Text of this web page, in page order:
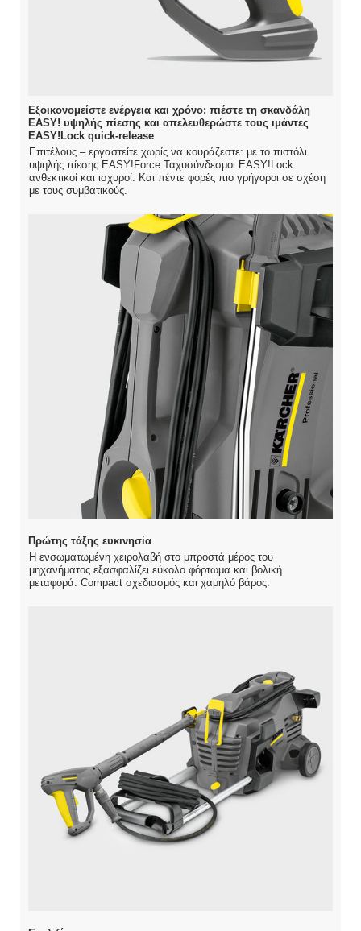
Εξοικονομείστε ενέργεια και χρόνο: πιέστε τη σκανδάλη
EASY! υψηλής πίεσης και απελευθερώστε τους ιμάντες
EASY!Lock quick-release
Επιτέλους – εργαστείτε χωρίς να κουράζεστε: με το πιστόλι
υψηλής πίεσης EASY!Force Ταχυσύνδεσμοι EASY!Lock:
ανθεκτικοί και ισχυροί. Και πέντε φορές πιο γρήγοροι σε σχέση
με τους συμβατικούς.
Πρώτης τάξης ευκινησία
Η ενσωματωμένη χειρολαβή στο μπροστά μέρος του
μηχανήματος εξασφαλίζει εύκολο φόρτωμα και βολική
μεταφορά. Compact σχεδιασμός και χαμηλό βάρος.